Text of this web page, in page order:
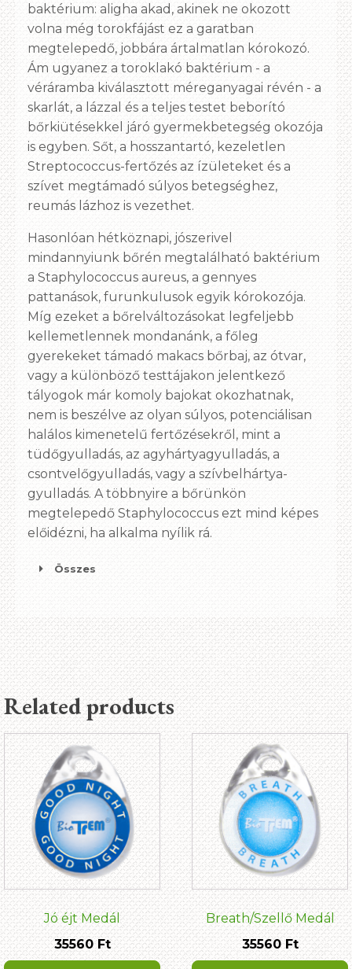
baktérium: aligha akad, akinek ne okozott
volna még torokfájást ez a garatban
megtelepedő, jobbára ártalmatlan kórokozó.
Ám ugyanez a toroklakó baktérium - a
véráramba kiválasztott méreganyagai révén - a
skarlát, a lázzal és a teljes testet beborító
bőrkiütésekkel járó gyermekbetegség okozója
is egyben. Sőt, a hosszantartó, kezeletlen
Streptococcus-fertőzés az ízületeket és a
szívet megtámadó súlyos betegséghez,
reumás lázhoz is vezethet.
Hasonlóan hétköznapi, jószerivel
mindannyiunk bőrén megtalálható baktérium
a Staphylococcus aureus, a gennyes
pattanások, furunkulusok egyik kórokozója.
Míg ezeket a bőrelváltozásokat legfeljebb
kellemetlennek mondanánk, a főleg
gyerekeket támadó makacs bőrbaj, az ótvar,
vagy a különböző testtájakon jelentkező
tályogok már komoly bajokat okozhatnak,
nem is beszélve az olyan súlyos, potenciálisan
halálos kimenetelű fertőzésekről, mint a
tüdőgyulladás, az agyhártyagyulladás, a
csontvelőgyulladás, vagy a szívbelhártya-
gyulladás. A többnyire a bőrünkön
megtelepedő Staphylococcus ezt mind képes
előidézni, ha alkalma nyílik rá.
Összes
Related products
Jó éjt Medál
35560Ft
Breath/Szellő Medál
35560Ft